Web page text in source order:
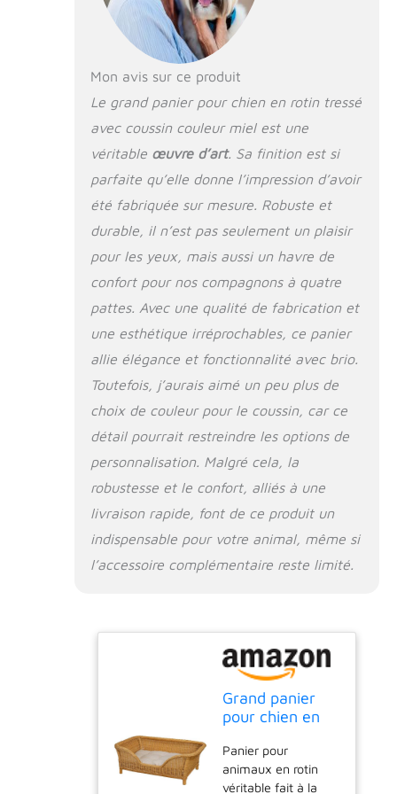
aux meubles
couleur miel
Mon avis sur ce produit
Le grand panier pour chien en rotin tressé
avec coussin couleur miel est une
véritable œuvre d’art. Sa finition est si
parfaite qu’elle donne l’impression d’avoir
été fabriquée sur mesure. Robuste et
durable, il n’est pas seulement un plaisir
pour les yeux, mais aussi un havre de
confort pour nos compagnons à quatre
pattes. Avec une qualité de fabrication et
une esthétique irréprochables, ce panier
allie élégance et fonctionnalité avec brio.
Toutefois, j’aurais aimé un peu plus de
choix de couleur pour le coussin, car ce
détail pourrait restreindre les options de
personnalisation. Malgré cela, la
robustesse et le confort, alliés à une
livraison rapide, font de ce produit un
indispensable pour votre animal, même si
l’accessoire complémentaire reste limité.
Grand panier
pour chien en
avec coussin
(miel)
Panier pour
animaux en rotin
véritable fait à la